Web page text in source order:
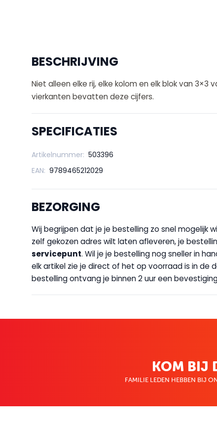
BESCHRIJVING
Niet alleen elke rij, elke kolom en elk blok van 3×3
vierkanten bevatten deze cijfers.
SPECIFICATIES
Artikelnummer: 503396
EAN: 9789465212029
BEZORGING
Wij begrijpen dat je je bestelling zo snel mogelijk
zelf gekozen adres wilt laten afleveren, je
servicepunt. Wil je je bestelling nog sneller in
elk artikel zie je direct of het op voorraad is in de
bestelling ontvang je binnen 2 uur een
KOM BIJ
FAMILIE LEDEN HEBBEN BIJ